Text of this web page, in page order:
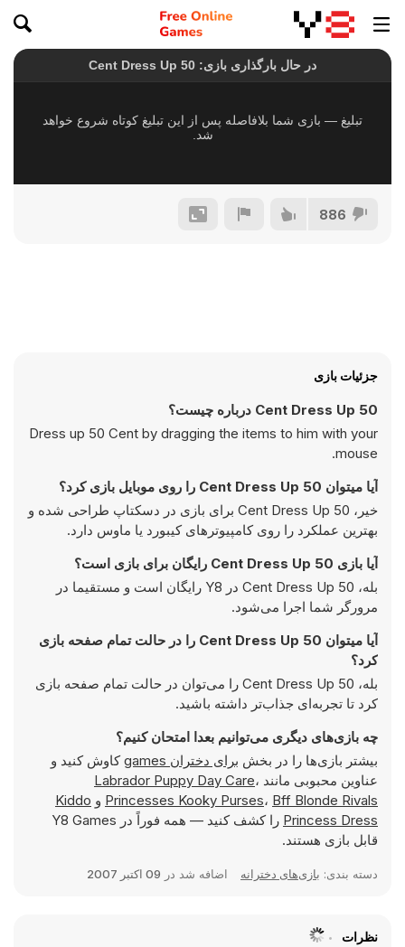
886
جزئیات بازی
50 Cent Dress Up درباره چیست؟
Dress up 50 Cent by dragging the items to him with your
mouse.
آیا میتوان 50 Cent Dress Up را روی موبایل بازی کرد؟
خیر، 50 Cent Dress Up برای بازی در دسکتاپ طراحی شده و
بهترین عملکرد را روی کامپیوتر‌های کیبورد یا ماوس دارد.
آیا بازی 50 Cent Dress Up رایگان برای بازی است؟
بله، 50 Cent Dress Up در Y8 رایگان است و مستقیما در
مرورگر شما اجرا می‌شود.
آیا میتوان 50 Cent Dress Up را در حالت تمام صفحه بازی
کرد؟
بله، 50 Cent Dress Up را می‌توان در حالت تمام صفحه بازی
کرد تا تجربه‌ای جذاب‌تر داشته باشید.
چه بازی‌های دیگری می‌توانیم بعدا امتحان کنیم؟
بیشتر بازی‌ها را در بخش برای دختران games
کاوش کنید و
عناوین محبوبی مانند Labrador Puppy Day Care،
Princesses Kooky Purses، Bff Blonde Rivals و Kiddo
Princess Dress
را کشف کنید — همه فوراً در Y8 Games
قابل بازی هستند.
دسته بندی: بازی‌های دخترانه اضافه شد در 09 اکتبر 2007
نظرات